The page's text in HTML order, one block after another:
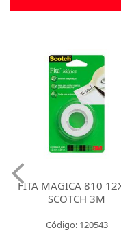
FITA MAGICA 810
SCOTCH 3M
Código: 120543